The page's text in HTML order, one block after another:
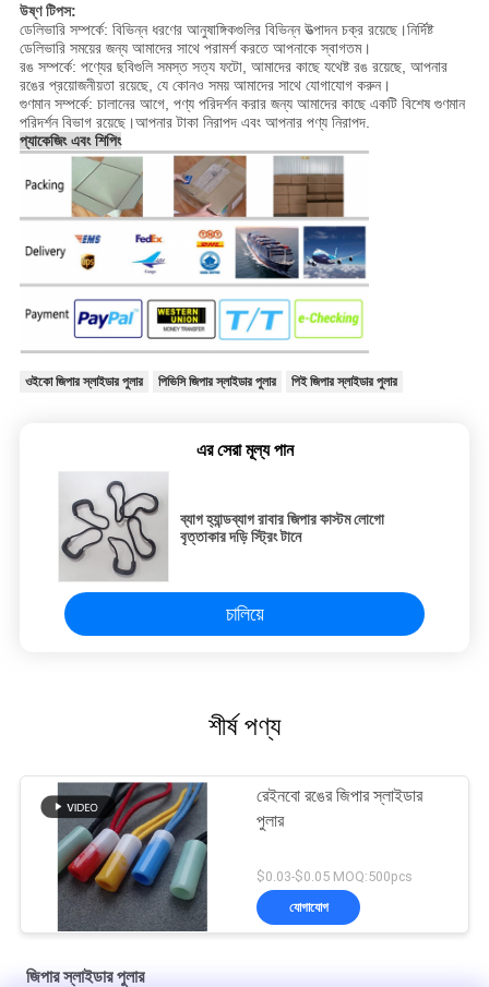
উষ্ণ টিপস:
ডেলিভারি সম্পর্কে: বিভিন্ন ধরণের আনুষাঙ্গিকগুলির বিভিন্ন উত্পাদন চক্র রয়েছে।নির্দিষ্ট
ডেলিভারি সময়ের জন্য আমাদের সাথে পরামর্শ করতে আপনাকে স্বাগতম।
রঙ সম্পর্কে: পণ্যের ছবিগুলি সমস্ত সত্য ফটো, আমাদের কাছে যথেষ্ট রঙ রয়েছে, আপনার
রঙের প্রয়োজনীয়তা রয়েছে, যে কোনও সময় আমাদের সাথে যোগাযোগ করুন।
গুণমান সম্পর্কে: চালানের আগে, পণ্য পরিদর্শন করার জন্য আমাদের কাছে একটি বিশেষ গুণমান
পরিদর্শন বিভাগ রয়েছে।আপনার টাকা নিরাপদ এবং আপনার পণ্য নিরাপদ.
প্যাকেজিং এবং শিপিং
ওইকো জিপার স্লাইডার পুলার পিভিসি জিপার স্লাইডার পুলার পিই জিপার স্লাইডার পুলার
এর সেরা মূল্য পান
ব্যাগ হ্যান্ডব্যাগ রাবার জিপার কাস্টম লোগো
বৃত্তাকার দড়ি স্ট্রিং টানে
চালিয়ে
শীর্ষ পণ্য
রেইনবো রঙের জিপার স্লাইডার
পুলার
$0.03-$0.05 MOQ:500pcs
যোগাযোগ
জিপার স্লাইডার পুলার